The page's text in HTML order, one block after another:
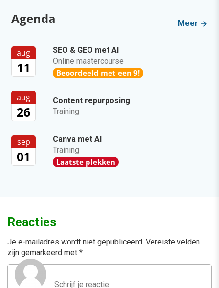
Agenda Meer
aug
11
SEO & GEO met AI
Online mastercourse
Beoordeeld met een 9!
aug
26
Content repurposing
Training
sep
01
Canva met AI
Training
Laatste plekken
Reacties
Je e-mailadres wordt niet gepubliceerd. Vereiste velden
zijn gemarkeerd met *